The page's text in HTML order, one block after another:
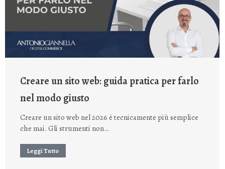
Creare un sito web: guida pratica per farlo
nel modo giusto
Creare un sito web nel 2026 è tecnicamente più semplice
che mai. Gli strumenti non…
Leggi Tutto